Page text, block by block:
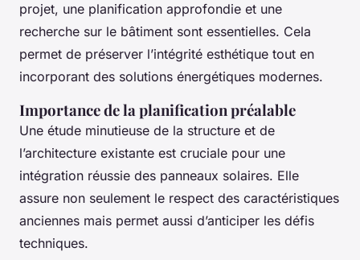
projet, une planification approfondie et une
recherche sur le bâtiment sont essentielles. Cela
permet de préserver l’intégrité esthétique tout en
incorporant des solutions énergétiques modernes.
Importance de la planification préalable
Une étude minutieuse de la structure et de
l’architecture existante est cruciale pour une
intégration réussie des panneaux solaires. Elle
assure non seulement le respect des caractéristiques
anciennes mais permet aussi d’anticiper les défis
techniques.